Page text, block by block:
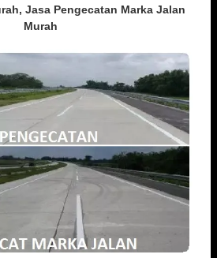
Jasa Pengecatan Marka Jalan
Murah